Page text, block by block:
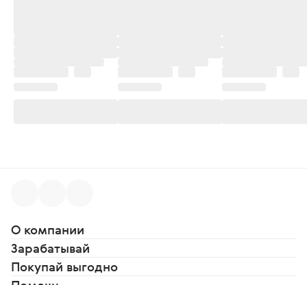
О компании
Зарабатывай
Покупай выгодно